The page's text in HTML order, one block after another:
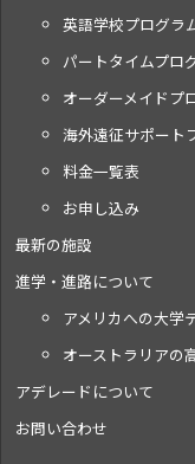
英語学校プログラ
パートタイムプロ
オーダーメイドプ
海外遠征サポート
料金一覧表
お申し込み
最新の施設
進学・進路について
アメリカへの大学
オーストラリアの
アデレードについて
お問い合わせ